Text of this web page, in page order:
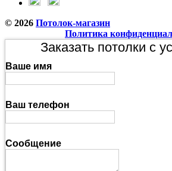
© 2026 Потолок-магазин
Политика
Заказать потолки с
Ваше имя
Ваш телефон
Сообщение